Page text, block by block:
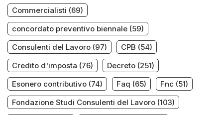
Commercialisti (69)
concordato preventivo biennale (59)
Consulenti del Lavoro (97) CPB (54)
Credito d'imposta (76) Decreto (251)
Esonero contributivo (74) Faq (65) Fnc (51)
Fondazione Studi Consulenti del Lavoro (103)